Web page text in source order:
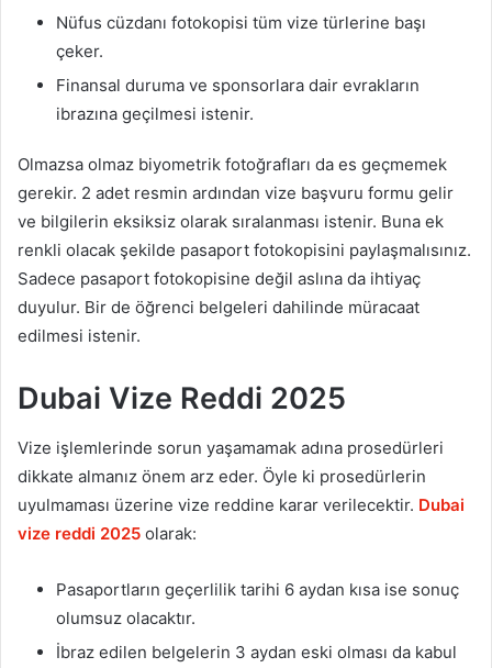
Nüfus cüzdanı fotokopisi tüm vize türlerine başı
çeker.
Finansal duruma ve sponsorlara dair evrakların
ibrazına geçilmesi istenir.
Olmazsa olmaz biyometrik fotoğrafları da es geçmemek
gerekir. 2 adet resmin ardından vize başvuru formu gelir
ve bilgilerin eksiksiz olarak sıralanması istenir. Buna ek
renkli olacak şekilde pasaport fotokopisini paylaşmalısınız.
Sadece pasaport fotokopisine değil aslına da ihtiyaç
duyulur. Bir de öğrenci belgeleri dahilinde müracaat
edilmesi istenir.
Dubai Vize Reddi 2025
Vize işlemlerinde sorun yaşamamak adına prosedürleri
dikkate almanız önem arz eder. Öyle ki prosedürlerin
uyulmaması üzerine vize reddine karar verilecektir. Dubai
vize reddi 2025 olarak:
Pasaportların geçerlilik tarihi 6 aydan kısa ise sonuç
olumsuz olacaktır.
İbraz edilen belgelerin 3 aydan eski olması da kabul